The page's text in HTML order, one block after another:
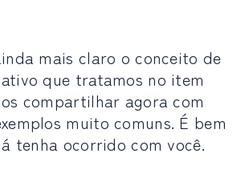
mais claro o conceito de
que tratamos no item
compartilhar agora com
muito comuns. É bem
tenha ocorrido com você.